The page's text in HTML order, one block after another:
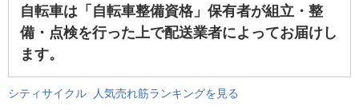
自転車は「自転車整備資格」保有者が組立・整
備・点検を行った上で配送業者によってお届けし
ます。
シティサイクル 人気売れ筋ランキングを見る